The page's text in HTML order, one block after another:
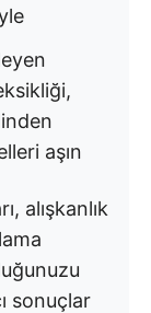
aşın
alışkanlık
sonuçlar